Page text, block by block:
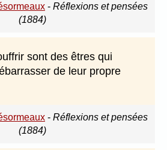
- Réflexions et pensées
(1884)
sont des êtres qui
de leur propre
- Réflexions et pensées
(1884)